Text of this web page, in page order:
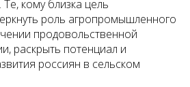
кому близка цель
роль агропромышленного
продовольственной
раскрыть потенциал и
россиян в сельском